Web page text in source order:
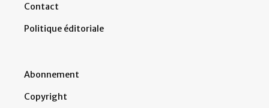
Contact
Politique éditoriale
Abonnement
Copyright